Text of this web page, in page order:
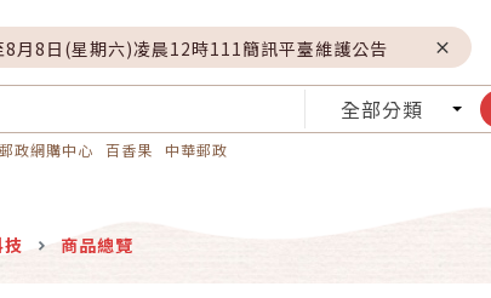
月8日(星期六)凌晨12時111簡訊平臺維護公告
全部分類
郵政網購中心 百香果 中華郵政
商品總覽